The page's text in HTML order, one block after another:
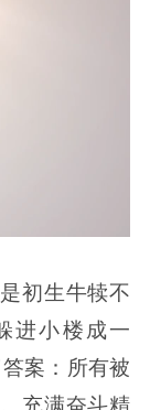
初生牛犊不
进小楼成一
案：所有被